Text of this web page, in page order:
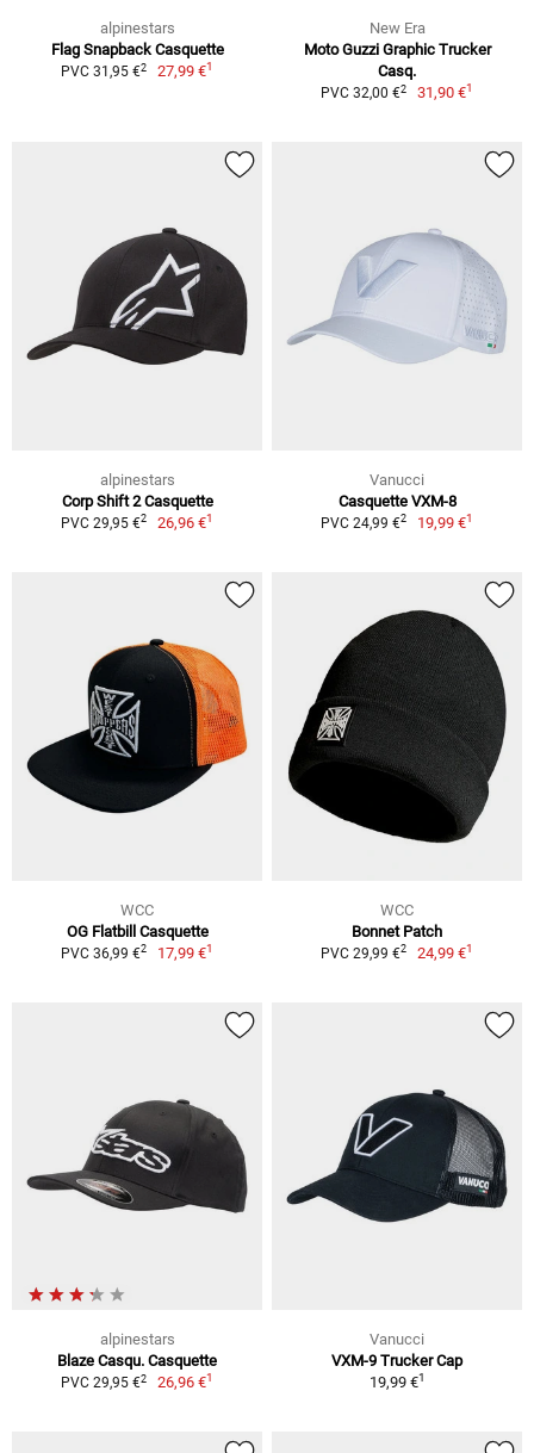
alpinestars
Flag Snapback Casquette
PVC 31,95 €2 27,99 €1
New Era
Moto Guzzi Graphic Trucker
Casq.
PVC 32,00 €2 31,90 €1
alpinestars
Corp Shift 2 Casquette
PVC 29,95 €2 26,96 €1
Vanucci
Casquette VXM-8
PVC 24,99 €2 19,99 €1
WCC
OG Flatbill Casquette
PVC 36,99 €2 17,99 €1
WCC
Bonnet Patch
PVC 29,99 €2 24,99 €1
alpinestars
Blaze Casqu. Casquette
PVC 29,95 €2 26,96 €1
Vanucci
VXM-9 Trucker Cap
19,99 €1